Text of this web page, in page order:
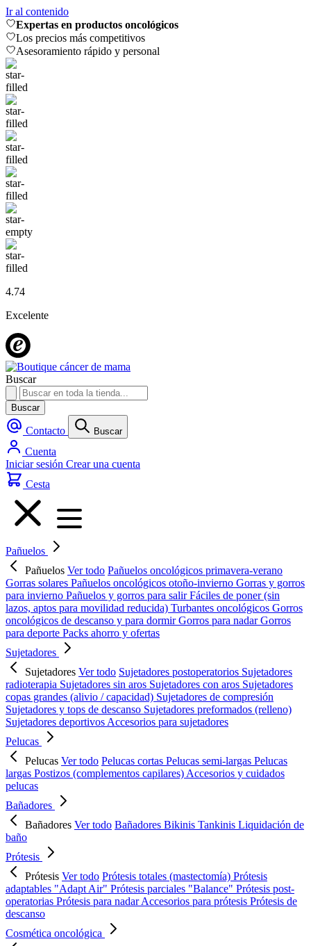
Ir al contenido
Expertas en productos oncológicos
Los precios más competitivos
Asesoramiento rápido y personal
4.74
Excelente
Buscar
Buscar
Contacto Buscar
Cuenta
Iniciar sesión Crear una cuenta
Cesta
Pañuelos
Pañuelos Ver todo Pañuelos oncológicos primavera-verano
Gorras solares Pañuelos oncológicos otoño-invierno Gorras y gorros
para invierno Pañuelos y gorros para salirFáciles de poner (sin
lazos, aptos para movilidad reducida) Turbantes oncológicos Gorros
oncológicos de descanso y para dormirGorros para nadarGorros
para deporte Packs ahorro y ofertas
Sujetadores
Sujetadores Ver todo Sujetadores postoperatorios Sujetadores
radioterapia Sujetadores sin aros Sujetadores con aros Sujetadores
copas grandes (alivio / capacidad) Sujetadores de compresión
Sujetadores y tops de descanso Sujetadores preformados (relleno)
Sujetadores deportivos Accesorios para sujetadores
Pelucas
Pelucas Ver todo Pelucas cortas Pelucas semi-largas Pelucas
largas Postizos (complementos capilares) Accesorios y cuidados
pelucas
Bañadores
Bañadores Ver todo Bañadores Bikinis Tankinis Liquidación de
baño
Prótesis
Prótesis Ver todo Prótesis totales (mastectomía) Prótesis
adaptables "Adapt Air" Prótesis parciales "Balance" Prótesis post-
operatorias Prótesis para nadarAccesorios para prótesis Prótesis de
descanso
Cosmética oncológica